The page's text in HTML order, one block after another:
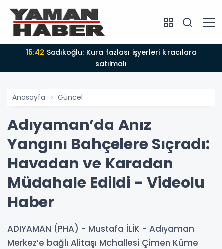
15:42
satılmalı
Anasayfa Güncel
Adıyaman’da Anız
Yangını Bahçelere Sıçradı:
Havadan ve Karadan
Müdahale Edildi - Videolu
Haber
ADIYAMAN (PHA) - Mustafa İLİK - Adıyaman
Merkez’e bağlı Alitaşı Mahallesi Çimen Küme